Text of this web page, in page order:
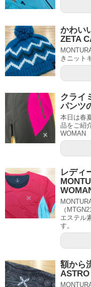
かわい
ZETA
きニット
クライ
パンツ
本日は春
品をご紹
WOMAN
レディ
（
エステル
す。
額から